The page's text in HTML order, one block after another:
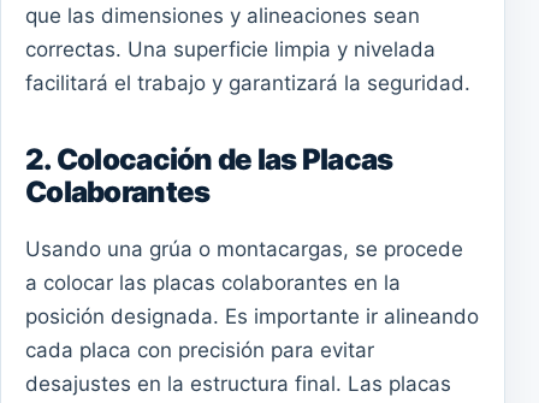
que las dimensiones y alineaciones sean
correctas. Una superficie limpia y nivelada
facilitará el trabajo y garantizará la seguridad.
2. Colocación de las Placas
Colaborantes
Usando una grúa o montacargas, se procede
a colocar las placas colaborantes en la
posición designada. Es importante ir alineando
cada placa con precisión para evitar
desajustes en la estructura final. Las placas